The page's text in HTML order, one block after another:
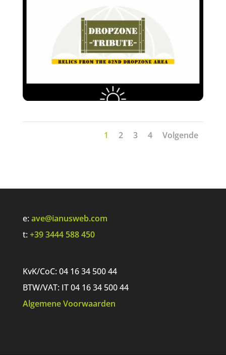
1 2 3 4 Volgende
e: ave@ianusweb.com
t: +39 3444 588 450
KvK/CoC: 04 16 34 500 44
BTW/VAT: IT 04 16 34 500 44
Algemene Voorwaarden